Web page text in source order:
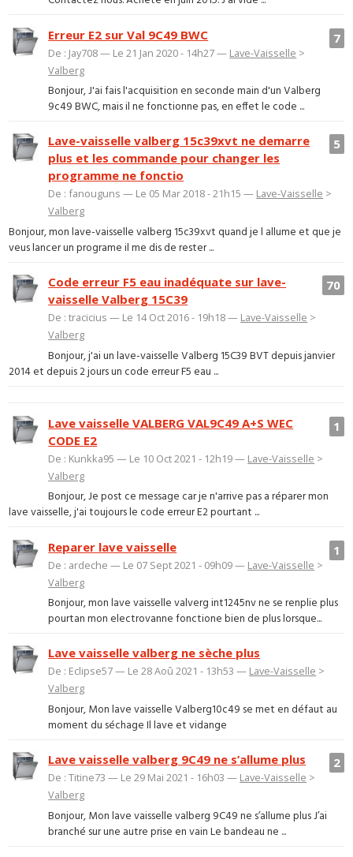
7
Erreur E2 sur Val 9C49 BWC
De : Jay708 — Le 21 Jan 2020 - 14h27 — Lave-Vaisselle >
Valberg
Bonjour, J'ai fais l'acquisition en seconde main d'un Valberg
9c49 BWC, mais il ne fonctionne pas, en effet le code ...
5
Lave-vaisselle valberg 15c39xvt ne demarre
plus et les commande pour changer les
programme ne fonctio
De : fanouguns — Le 05 Mar 2018 - 21h15 — Lave-Vaisselle >
Valberg
Bonjour, mon lave-vaisselle valberg 15c39xvt quand je l allume et que je
veus lancer un programe il me dis de rester ...
70
Code erreur F5 eau inadéquate sur lave-
vaisselle Valberg 15C39
De : tracicius — Le 14 Oct 2016 - 19h18 — Lave-Vaisselle >
Valberg
Bonjour, j'ai un lave-vaisselle Valberg 15C39 BVT depuis janvier
2014 et depuis 2 jours un code erreur F5 eau ...
1
Lave vaisselle VALBERG VAL9C49 A+S WEC
CODE E2
De : Kunkka95 — Le 10 Oct 2021 - 12h19 — Lave-Vaisselle >
Valberg
Bonjour, Je post ce message car je n'arrive pas a réparer mon
lave vaisselle, j'ai toujours le code erreur E2 pourtant ...
1
Reparer lave vaisselle
De : ardeche — Le 07 Sept 2021 - 09h09 — Lave-Vaisselle >
Valberg
Bonjour, mon lave vaisselle valverg int1245nv ne se renplie plus
pourtan mon electrovanne fonctione bien de plus lorsque...
Lave vaisselle valberg ne sèche plus
De : Eclipse57 — Le 28 Aoû 2021 - 13h53 — Lave-Vaisselle >
Valberg
Bonjour, Mon lave vaisselle Valberg10c49 se met en défaut au
moment du séchage Il lave et vidange
2
Lave vaisselle valberg 9C49 ne s’allume plus
De : Titine73 — Le 29 Mai 2021 - 16h03 — Lave-Vaisselle >
Valberg
Bonjour, Mon lave vaisselle valberg 9C49 ne s’allume plus J’ai
branché sur une autre prise en vain Le bandeau ne ...